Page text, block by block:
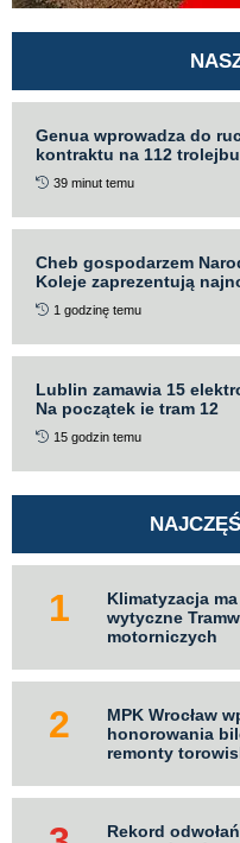
Genua wprowadza do
kontraktu na 112
39 minut temu
Cheb gospodarzem
Koleje zaprezentują
nowoczesną halę
1 godzinę temu
Lublin zamawia 15
Na początek ie tram 12
15 godzin temu
Klimatyzacja
wytyczne
motorniczych
MPK Wrocław
honorowania
remonty
Rekord